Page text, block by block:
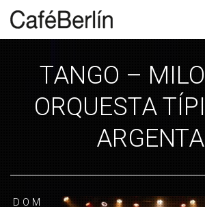
TANGO –
ORQUESTA
ARGENTA
DOM